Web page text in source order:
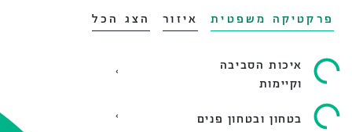
Search ... פרקטיקה משפטית איזור הצג הכל
איכות הסביבה
וקיימות
בטחון ובטחון פנים